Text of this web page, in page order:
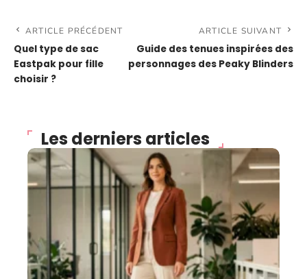
ARTICLE PRÉCÉDENT
Quel type de sac
Eastpak pour fille
choisir ?
ARTICLE SUIVANT
Guide des tenues inspirées des
personnages des Peaky Blinders
Les derniers articles